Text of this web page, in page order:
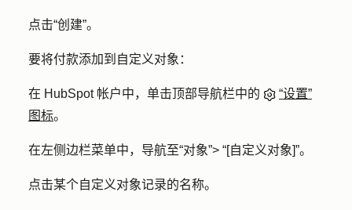
点击“创建”。
要将付款添加到自定义对象：
在 HubSpot 帐户中，单击顶部导航栏中的
“设置”
图标。
在左侧边栏菜单中，导航至“对象”> “[自定义对象]”。
点击某个自定义对象记录的名称。